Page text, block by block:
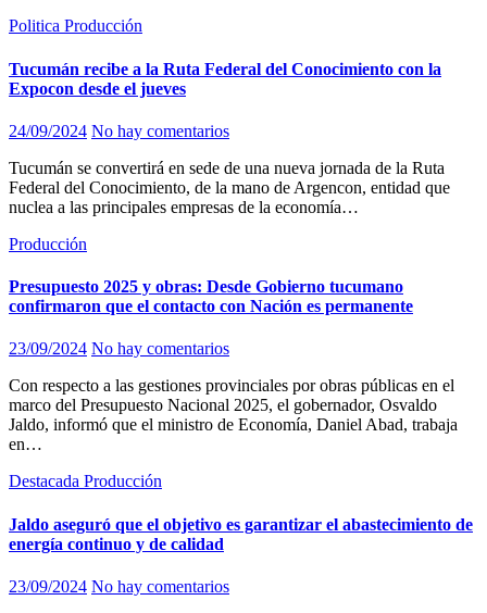
Politica Producción
Tucumán recibe a la Ruta Federal del Conocimiento con la
Expocon desde el jueves
24/09/2024 No hay comentarios
Tucumán se convertirá en sede de una nueva jornada de la Ruta
Federal del Conocimiento, de la mano de Argencon, entidad que
nuclea a las principales empresas de la economía…
Producción
Presupuesto 2025 y obras: Desde Gobierno tucumano
confirmaron que el contacto con Nación es permanente
23/09/2024 No hay comentarios
Con respecto a las gestiones provinciales por obras públicas en el
marco del Presupuesto Nacional 2025, el gobernador, Osvaldo
Jaldo, informó que el ministro de Economía, Daniel Abad, trabaja
en…
Destacada Producción
Jaldo aseguró que el objetivo es garantizar el abastecimiento de
energía continuo y de calidad
23/09/2024 No hay comentarios